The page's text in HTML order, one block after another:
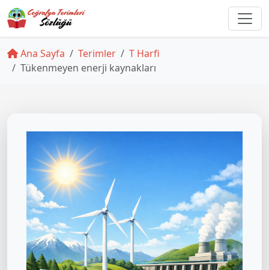
Ana Sayfa Terimler
T Harfi
Tükenmeyen enerji kaynakları